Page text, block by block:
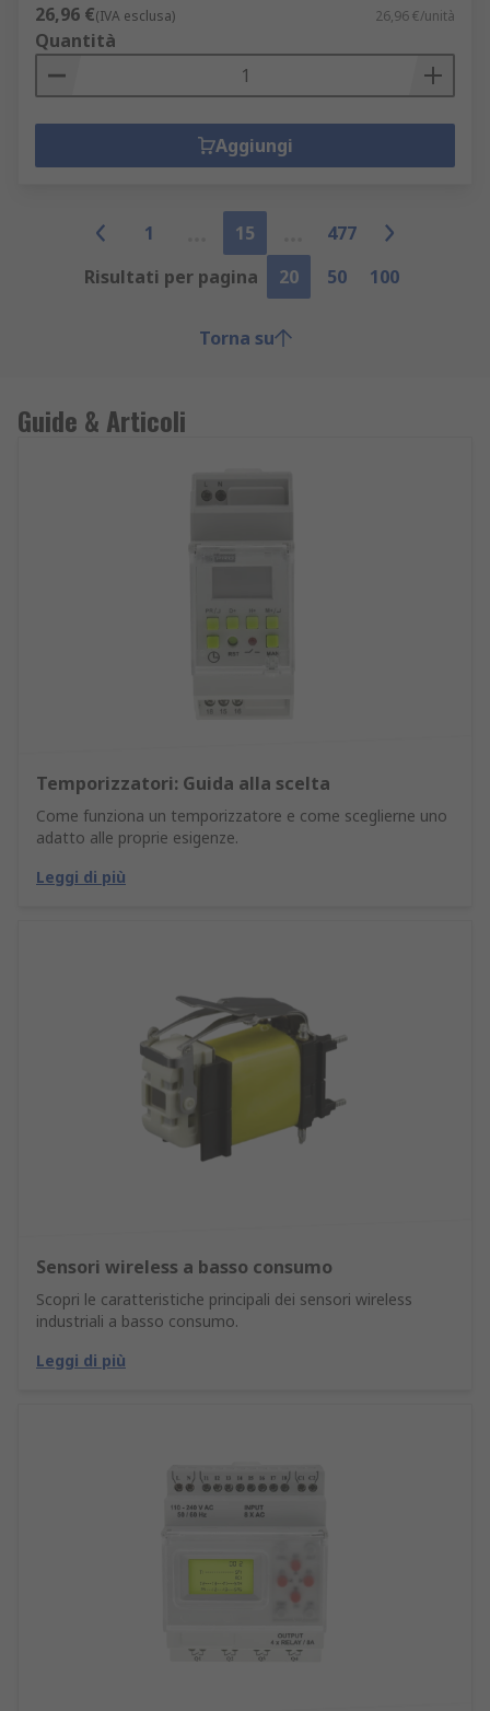
26,96 €(IVA esclusa) 26,96 €/unità
Quantità
Aggiungi
1 15
477
Risultati per pagina
20 50 100
Torna su
Guide & Articoli
Temporizzatori: Guida alla scelta
Come funziona un temporizzatore e come sceglierne uno
adatto alle proprie esigenze.
Leggi di più
Sensori wireless a basso consumo
Scopri le caratteristiche principali dei sensori wireless
industriali a basso consumo.
Leggi di più